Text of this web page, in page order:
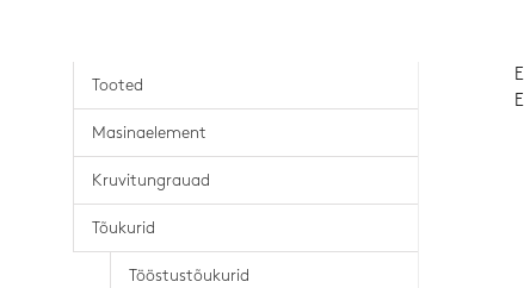
Tooted
Masinaelement
Kruvitungrauad
Tõukurid
Tööstustõukurid